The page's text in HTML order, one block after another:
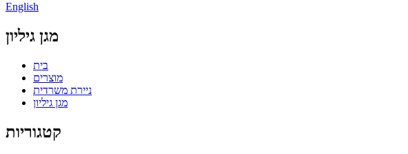
English
מגן גיליון
בית
מוצרים
ניירת משרדית
מגן גיליון
קטגוריות